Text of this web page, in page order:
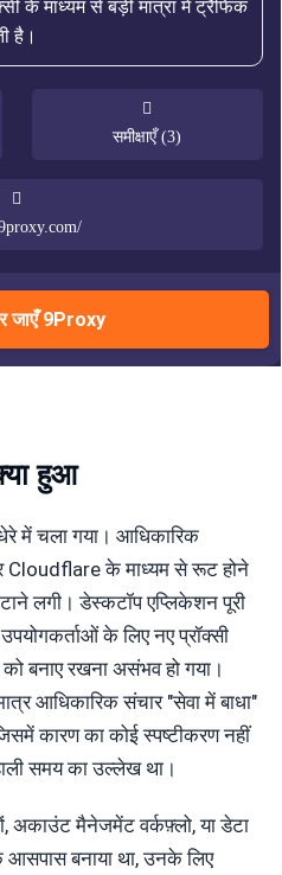
के माध्यम से बड़ी मात्रा में ट्रैफिक
है।
समीक्षाएँ (3)
जाएँ 9Proxy
हुआ
में चला गया। आधिकारिक
Cloudflare के माध्यम से रूट होने
लगी। डेस्कटॉप एप्लिकेशन पूरी
के लिए नए प्रॉक्सी
बनाए रखना असंभव हो गया।
आधिकारिक संचार "सेवा में बाधा"
कारण का कोई स्पष्टीकरण नहीं
समय का उल्लेख था।
अकाउंट मैनेजमेंट वर्कफ़्लो, या डेटा
बनाया था, उनके लिए